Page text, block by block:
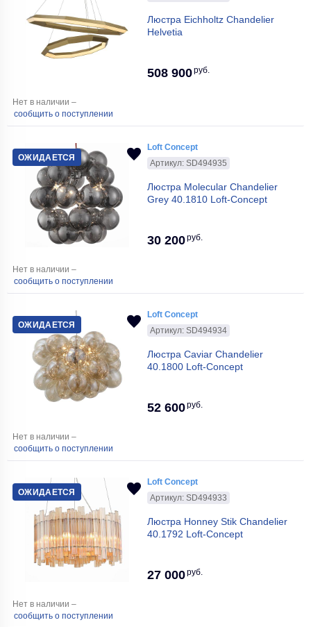
Люстра Eichholtz Chandelier
Helvetia
508 900руб.
Нет в наличии –
сообщить о поступлении
ОЖИДАЕТСЯ
Loft Concept
Артикул: SD494935
Люстра Molecular Chandelier
Grey 40.1810 Loft-Concept
30 200руб.
Нет в наличии –
сообщить о поступлении
ОЖИДАЕТСЯ
Loft Concept
Артикул: SD494934
Люстра Caviar Chandelier
40.1800 Loft-Concept
52 600руб.
Нет в наличии –
сообщить о поступлении
ОЖИДАЕТСЯ
Loft Concept
Артикул: SD494933
Люстра Honney Stik Chandelier
40.1792 Loft-Concept
27 000руб.
Нет в наличии –
сообщить о поступлении